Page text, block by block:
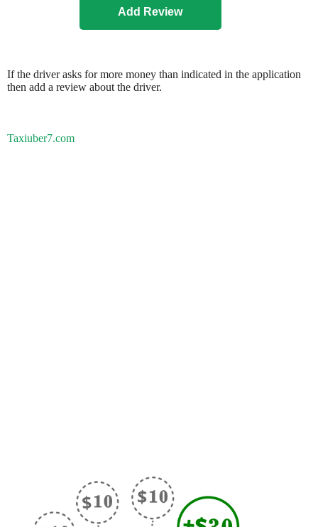
If the driver asks for more money than indicated in the application
then add a review about the driver.
Taxiuber7.com